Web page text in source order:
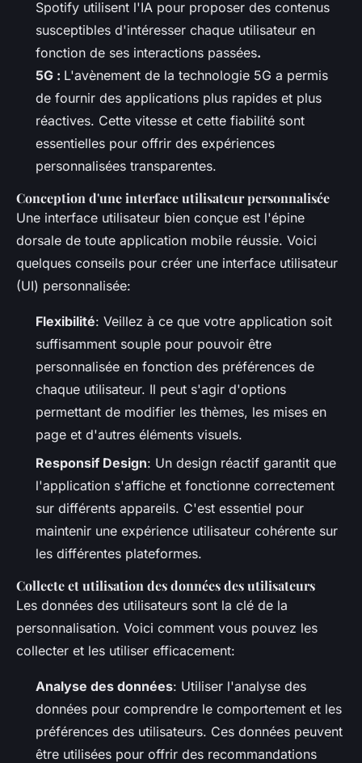
Spotify utilisent l'IA pour proposer des contenus
susceptibles d'intéresser chaque utilisateur en
fonction de ses interactions passées.
5G : L'avènement de la technologie 5G a permis
de fournir des applications plus rapides et plus
réactives. Cette vitesse et cette fiabilité sont
essentielles pour offrir des expériences
personnalisées transparentes.
Conception d'une interface utilisateur personnalisée
Une interface utilisateur bien conçue est l'épine
dorsale de toute application mobile réussie. Voici
quelques conseils pour créer une interface utilisateur
(UI) personnalisée:
Flexibilité: Veillez à ce que votre application soit
suffisamment souple pour pouvoir être
personnalisée en fonction des préférences de
chaque utilisateur. Il peut s'agir d'options
permettant de modifier les thèmes, les mises en
page et d'autres éléments visuels.
Responsif Design: Un design réactif garantit que
l'application s'affiche et fonctionne correctement
sur différents appareils. C'est essentiel pour
maintenir une expérience utilisateur cohérente sur
les différentes plateformes.
Collecte et utilisation des données des utilisateurs
Les données des utilisateurs sont la clé de la
personnalisation. Voici comment vous pouvez les
collecter et les utiliser efficacement:
Analyse des données: Utiliser l'analyse des
données pour comprendre le comportement et les
préférences des utilisateurs. Ces données peuvent
être utilisées pour offrir des recommandations